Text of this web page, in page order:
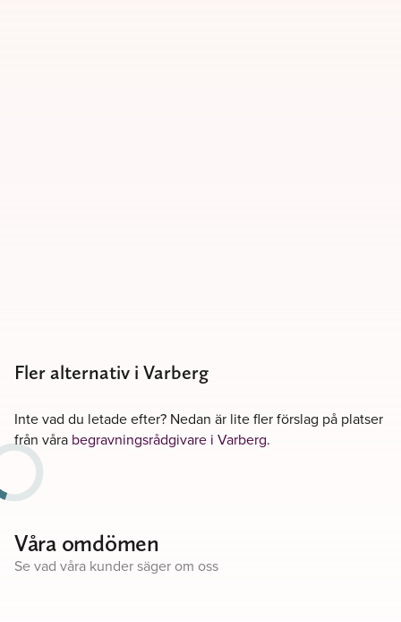
Fler alternativ i Varberg
Inte vad du letade efter? Nedan är lite fler förslag på platser
från våra begravningsrådgivare i Varberg.
Våra omdömen
Se vad våra kunder säger om oss